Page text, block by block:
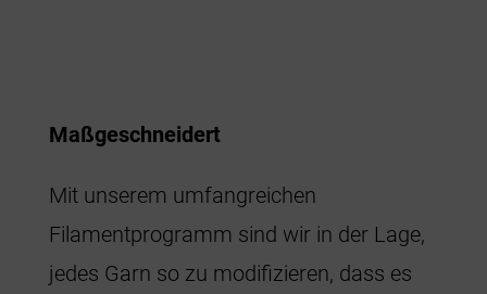
Maßgeschneidert
Mit unserem umfangreichen
Filamentprogramm sind wir in der Lage,
jedes Garn so zu modifizieren, dass es